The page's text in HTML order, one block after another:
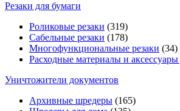
Резаки для бумаги
Роликовые резаки (319)
Сабельные резаки (178)
Многофункциональные резаки (34)
Расходные материалы и аксессуары
Уничтожители документов
Архивные шредеры (165)